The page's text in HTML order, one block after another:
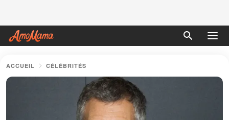
ACCUEIL CÉLÉBRITÉS